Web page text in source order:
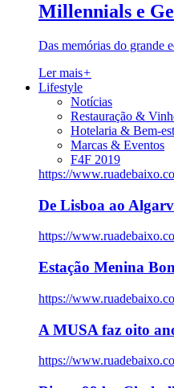
Millennials e
Das memórias do grande
Ler mais+
Lifestyle
Notícias
Restauração &
Hotelaria & Bem-
Marcas & Eventos
F4F 2019
https://
De Lisboa ao
https://
Estação Menina
https://
A MUSA faz oito
https://